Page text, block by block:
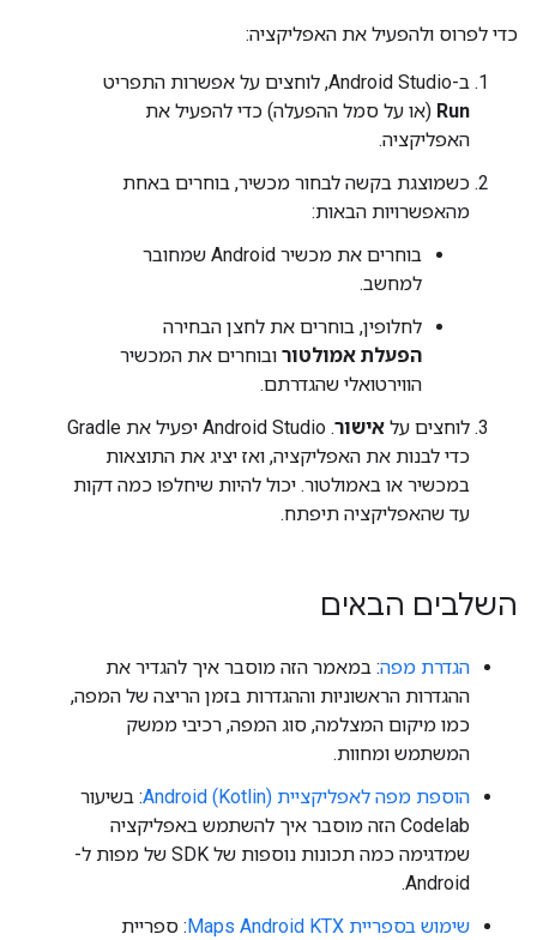
כדי לפרוס ולהפעיל את האפליקציה:
ב-Android Studio, לוחצים על אפשרות התפריט
Run (או על סמל ההפעלה) כדי להפעיל את
האפליקציה.
כשמוצגת בקשה לבחור מכשיר, בוחרים באחת
מהאפשרויות הבאות:
בוחרים את מכשיר Android שמחובר
למחשב.
לחלופין, בוחרים את לחצן הבחירה
הפעלת אמולטור ובוחרים את המכשיר
הווירטואלי שהגדרתם.
לוחצים על אישור
. ‫Android Studio יפעיל את Gradle
כדי לבנות את האפליקציה, ואז יציג את התוצאות
במכשיר או באמולטור. יכול להיות שיחלפו כמה דקות
עד שהאפליקציה תיפתח.
השלבים הבאים
הגדרת מפה: במאמר הזה מוסבר איך להגדיר את
ההגדרות הראשוניות וההגדרות בזמן הריצה של המפה,
כמו מיקום המצלמה, סוג המפה, רכיבי ממשק
המשתמש ומחוות.
הוספת מפה לאפליקציית Android (Kotlin)
: בשיעור
Codelab הזה מוסבר איך להשתמש באפליקציה
שמדגימה כמה תכונות נוספות של SDK של מפות ל-
Android.
שימוש בספריית Maps Android KTX
: ספריית